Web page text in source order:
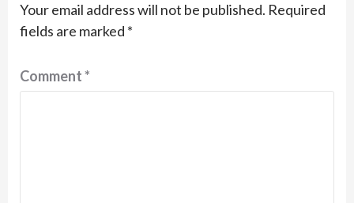
Your email address will not be published. Required
fields are marked *
Comment*